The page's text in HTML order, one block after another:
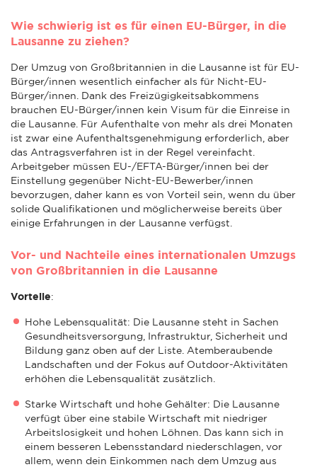
Wie schwierig ist es für einen EU-Bürger, in die
Lausanne zu ziehen?
Der Umzug von Großbritannien in die Lausanne ist für EU-
Bürger/innen wesentlich einfacher als für Nicht-EU-
Bürger/innen. Dank des Freizügigkeitsabkommens
brauchen EU-Bürger/innen kein Visum für die Einreise in
die Lausanne. Für Aufenthalte von mehr als drei Monaten
ist zwar eine Aufenthaltsgenehmigung erforderlich, aber
das Antragsverfahren ist in der Regel vereinfacht.
Arbeitgeber müssen EU-/EFTA-Bürger/innen bei der
Einstellung gegenüber Nicht-EU-Bewerber/innen
bevorzugen, daher kann es von Vorteil sein, wenn du über
solide Qualifikationen und möglicherweise bereits über
einige Erfahrungen in der Lausanne verfügst.
Vor- und Nachteile eines internationalen Umzugs
von Großbritannien in die Lausanne
Vorteile:
Hohe Lebensqualität: Die Lausanne steht in Sachen
Gesundheitsversorgung, Infrastruktur, Sicherheit und
Bildung ganz oben auf der Liste. Atemberaubende
Landschaften und der Fokus auf Outdoor-Aktivitäten
erhöhen die Lebensqualität zusätzlich.
Starke Wirtschaft und hohe Gehälter: Die Lausanne
verfügt über eine stabile Wirtschaft mit niedriger
Arbeitslosigkeit und hohen Löhnen. Das kann sich in
einem besseren Lebensstandard niederschlagen, vor
allem, wenn dein Einkommen nach dem Umzug aus